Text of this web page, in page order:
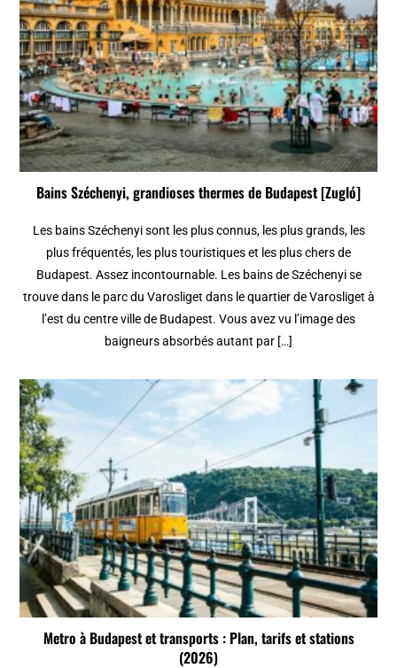
Bains Széchenyi, grandioses thermes de Budapest [Zugló]
Les bains Széchenyi sont les plus connus, les plus grands, les
plus fréquentés, les plus touristiques et les plus chers de
Budapest. Assez incontournable. Les bains de Széchenyi se
trouve dans le parc du Varosliget dans le quartier de Varosliget à
l’est du centre ville de Budapest. Vous avez vu l’image des
baigneurs absorbés autant par […]
Metro à Budapest et transports : Plan, tarifs et stations
(2026)